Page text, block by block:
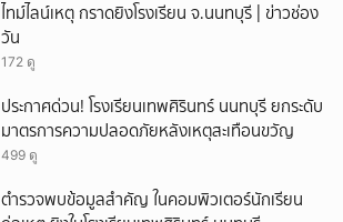
ไทม์ไลน์เหตุ กราดยิงโรงเรียน จ.นนทบุรี | ข่าวช่อง
วัน
172 ดู
ประกาศด่วน! โรงเรียนเทพศิรินทร์ นนทบุรี ยกระดับ
มาตรการความปลอดภัยหลังเหตุสะเทือนขวัญ
499 ดู
ตำรวจพบข้อมูลสำคัญ ในคอมพิวเตอร์นักเรียน